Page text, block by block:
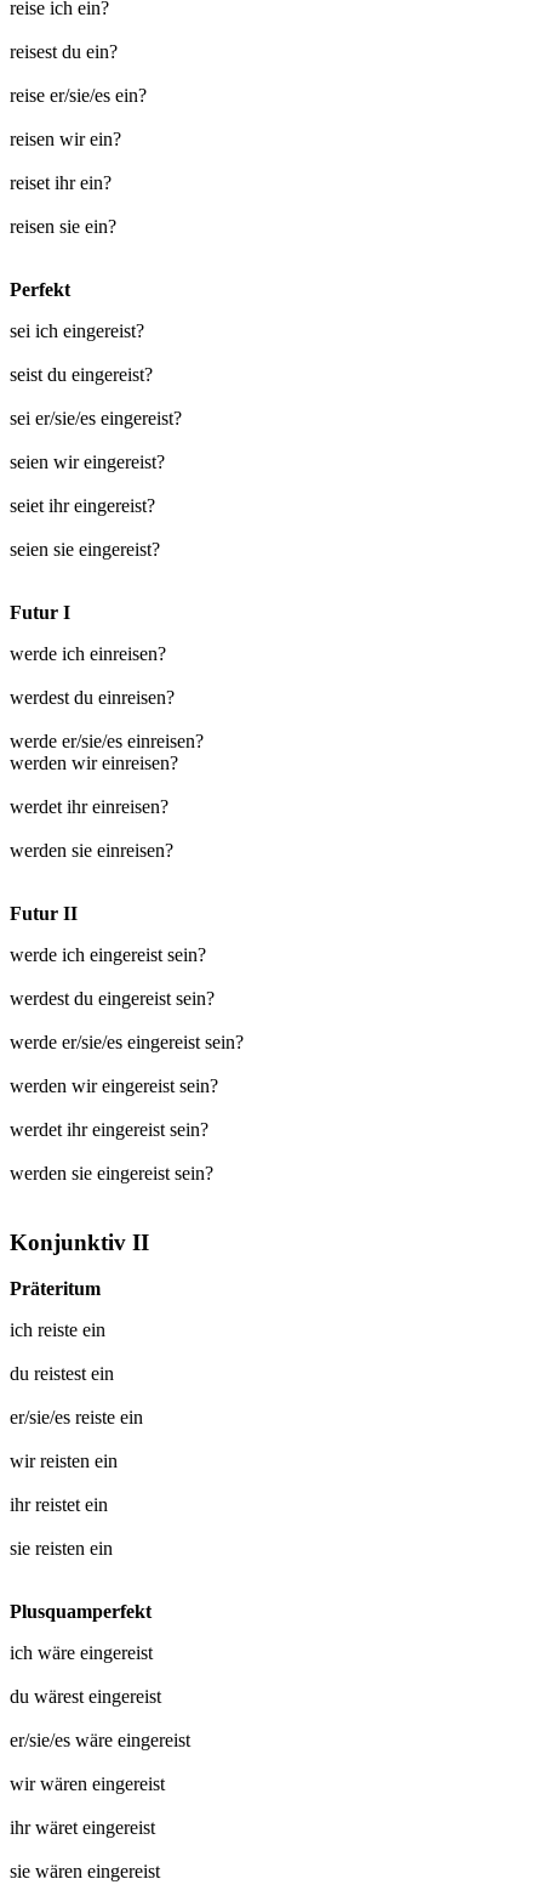
reise ich ein?
reisest du ein?
reise er/sie/es ein?
reisen wir ein?
reiset ihr ein?
reisen sie ein?
Perfekt
sei ich eingereist?
seist du eingereist?
sei er/sie/es eingereist?
seien wir eingereist?
seiet ihr eingereist?
seien sie eingereist?
Futur I
werde ich einreisen?
werdest du einreisen?
werde er/sie/es einreisen?
werden wir einreisen?
werdet ihr einreisen?
werden sie einreisen?
Futur II
werde ich eingereist sein?
werdest du eingereist sein?
werde er/sie/es eingereist sein?
werden wir eingereist sein?
werdet ihr eingereist sein?
werden sie eingereist sein?
Konjunktiv II
Präteritum
ich reiste ein
du reistest ein
er/sie/es reiste ein
wirreisten ein
ihrreistet ein
sie reisten ein
Plusquamperfekt
ich wäre eingereist
du wärest eingereist
er/sie/es wäre eingereist
wir wären eingereist
ihr wäret eingereist
sie wären eingereist